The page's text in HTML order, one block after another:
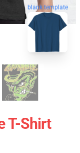
blank template
T-Shirt